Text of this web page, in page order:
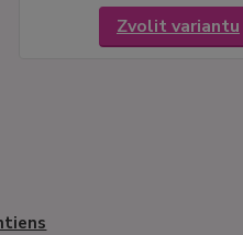
Zvolit variantu